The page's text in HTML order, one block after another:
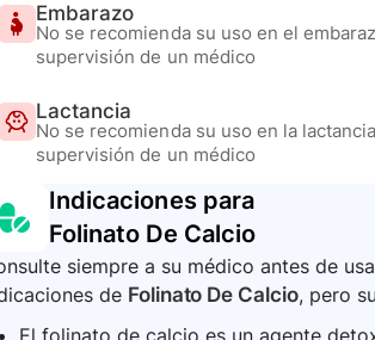
Embarazo
No se recomienda su uso en el
supervisión de un médico
Lactancia
No se recomienda su uso en la
supervisión de un médico
Indicaciones para
Folinato De Calcio
siempre a su médico antes de
de Folinato De Calcio, pero